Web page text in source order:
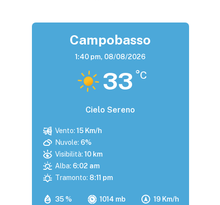
Campobasso
1:40 pm, 08/08/2026
33 °C
Cielo Sereno
35 % 1014 mb 19 Km/h
Vento: 15 Km/h
Nuvole: 6%
Visibilità: 10 km
Alba: 6:02 am
Tramonto: 8:11 pm